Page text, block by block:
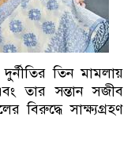
তিন মামলায়
তার সন্তান সজীব
সাক্ষ্যগ্রহণ